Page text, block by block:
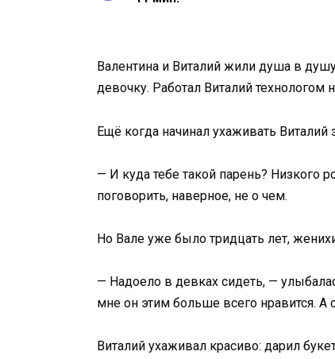
Валентина и Виталий жили душа в
девочку. Работал Виталий технологом
Ещё когда начинал ухаживать Виталий
— И куда тебе такой парень?
поговорить, наверное, не о чем.
Но Вале уже было тридцать лет,
— Надоело в девках сидеть, —
мне он этим больше всего нравится.
Виталий ухаживал красиво: дарил